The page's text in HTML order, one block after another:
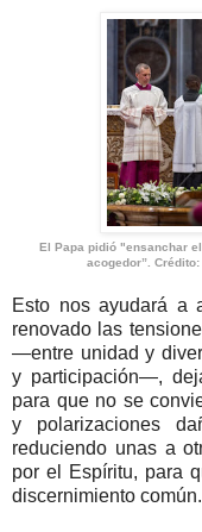
El Papa pidió "ensanchar
acogedor”.
Esto nos ayudará a
renovado las
—entre unidad y
y participación—,
para que no se
y polarizaciones
reduciendo unas a
por el Espíritu, para
discernimiento común.